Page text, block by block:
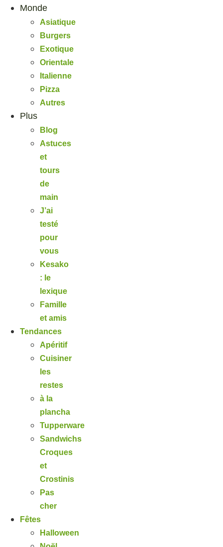
Monde
Asiatique
Burgers
Exotique
Orientale
Italienne
Pizza
Autres
Plus
Blog
Astuces
et
tours
de
main
J’ai
testé
pour
vous
Kesako
: le
lexique
Famille
et amis
Tendances
Apéritif
Cuisiner
les
restes
à la
plancha
Tupperware
Sandwichs
Croques
et
Crostinis
Pas
cher
Fêtes
Halloween